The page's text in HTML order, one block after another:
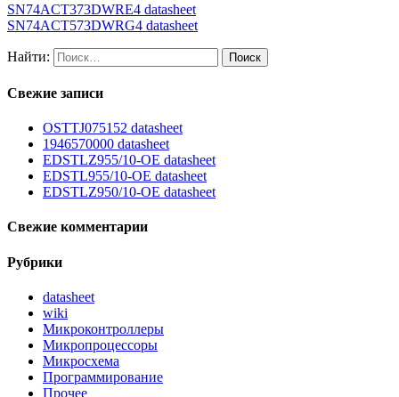
SN74ACT373DWRE4 datasheet
SN74ACT573DWRG4 datasheet
Найти:
Свежие записи
OSTTJ075152 datasheet
1946570000 datasheet
EDSTLZ955/10-OE datasheet
EDSTL955/10-OE datasheet
EDSTLZ950/10-OE datasheet
Свежие комментарии
Рубрики
datasheet
wiki
Микроконтроллеры
Микропроцессоры
Микросхема
Программирование
Прочее